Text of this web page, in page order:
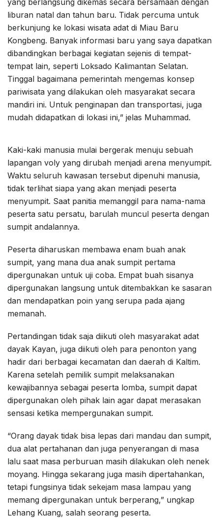
liburan natal dan tahun baru. Tidak percuma untuk
berkunjung ke lokasi wisata adat di Miau Baru
Kongbeng. Banyak informasi baru yang saya dapatkan
dibandingkan berbagai kegiatan sejenis di tempat-
tempat lain, seperti Loksado Kalimantan Selatan.
Tinggal bagaimana pemerintah mengemas konsep
pariwisata yang dilakukan oleh masyarakat secara
mandiri ini. Untuk penginapan dan transportasi, juga
mudah didapatkan di lokasi ini,” jelas Muhammad.
Kaki-kaki manusia mulai bergerak menuju sebuah
lapangan voly yang dirubah menjadi arena menyumpit.
Waktu seluruh kawasan tersebut dipenuhi manusia,
tidak terlihat siapa yang akan menjadi peserta
menyumpit. Saat panitia memanggil para nama-nama
peserta satu persatu, barulah muncul peserta dengan
sumpit andalannya.
Peserta diharuskan membawa enam buah anak
sumpit, yang mana dua anak sumpit pertama
dipergunakan untuk uji coba. Empat buah sisanya
dipergunakan langsung untuk ditembakkan ke sasaran
dan mendapatkan poin yang serupa pada ajang
memanah.
Pertandingan tidak saja diikuti oleh masyarakat adat
dayak Kayan, juga diikuti oleh para penonton yang
hadir dari berbagai kecamatan dan daerah di Kaltim.
Karena setelah pemilik sumpit melaksanakan
kewajibannya sebagai peserta lomba, sumpit dapat
dipergunakan oleh pihak lain agar dapat merasakan
sensasi ketika mempergunakan sumpit.
“Orang dayak tidak bisa lepas dari mandau dan sumpit,
dua alat pertahanan dan juga penyerangan di masa
lalu saat masa perburuan masih dilakukan oleh nenek
moyang. Hingga sekarang juga masih dipertahankan,
tetapi fungsinya tidak sekejam masa lampau yang
memang dipergunakan untuk berperang,” ungkap
Lehang Kuang, salah seorang peserta.